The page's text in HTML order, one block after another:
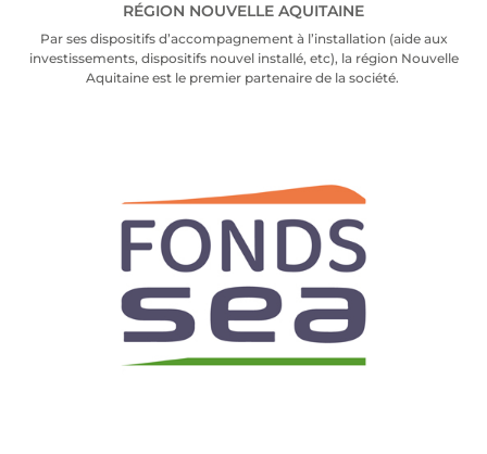
RÉGION NOUVELLE AQUITAINE
Par ses dis­po­si­tifs d’ac­com­pa­gne­ment à l’ins­tal­la­tion (aide aux
inves­tis­se­ments, dis­po­si­tifs nou­vel ins­tal­lé, etc), la région Nou­velle
Aqui­taine est le pre­mier par­te­naire de la socié­té.